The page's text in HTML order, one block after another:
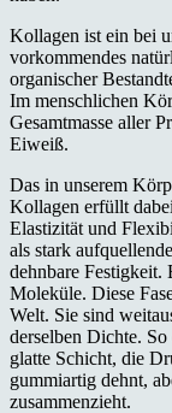
Kollagen ist ein bei
vorkommendes
organischer
Im menschlichen
Gesamtmasse aller
Eiweiß.
Das in unserem
Kollagen erfüllt
Elastizität und
als stark
dehnbare Festigkeit.
Moleküle. Diese
Welt. Sie sind
derselben Dichte. So
glatte Schicht, die
gummiartig dehnt,
zusammenzieht.